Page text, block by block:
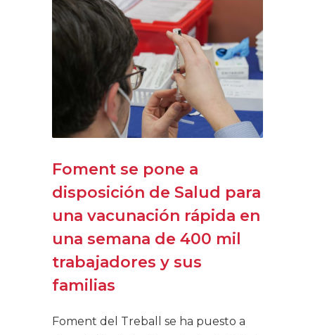
Foment se pone a
disposición de Salud para
una vacunación rápida en
una semana de 400 mil
trabajadores y sus
familias
Foment del Treball se ha puesto a